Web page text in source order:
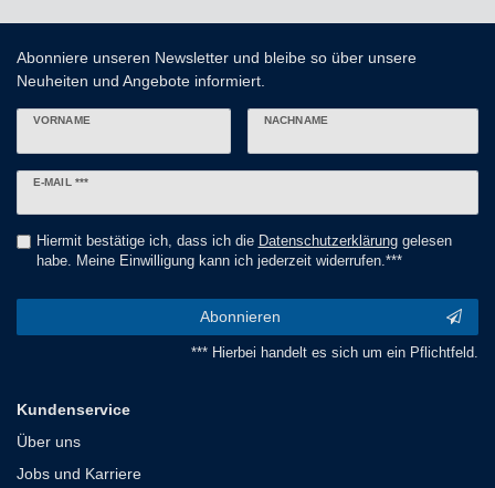
Abonniere unseren Newsletter und bleibe so über unsere
Neuheiten und Angebote informiert.
VORNAME NACHNAME
E-MAIL ***
Newsletter
Hiermit bestätige ich, dass ich die Daten­schutz­erklärunggelesen
habe. Meine Einwilligung kann ich jederzeit widerrufen.***
Abonnieren
*** Hierbei handelt es sich um ein Pflichtfeld.
Kundenservice
Über uns
Jobs und Karriere